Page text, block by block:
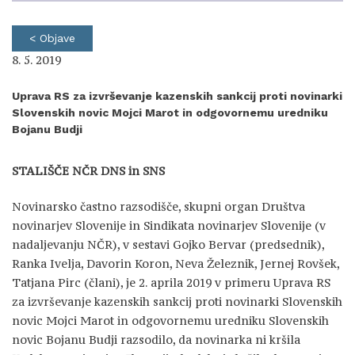
< Objave
8. 5. 2019
Uprava RS za izvrševanje kazenskih sankcij proti novinarki
Slovenskih novic Mojci Marot in odgovornemu uredniku
Bojanu Budji
STALIŠČE NČR DNS in SNS
Novinarsko častno razsodišče, skupni organ Društva
novinarjev Slovenije in Sindikata novinarjev Slovenije (v
nadaljevanju NČR), v sestavi Gojko Bervar (predsednik),
Ranka Ivelja, Davorin Koron, Neva Železnik, Jernej Rovšek,
Tatjana Pirc (člani), je 2. aprila 2019 v primeru Uprava RS
za izvrševanje kazenskih sankcij proti novinarki Slovenskih
novic Mojci Marot in odgovornemu uredniku Slovenskih
novic Bojanu Budji razsodilo, da novinarka ni kršila